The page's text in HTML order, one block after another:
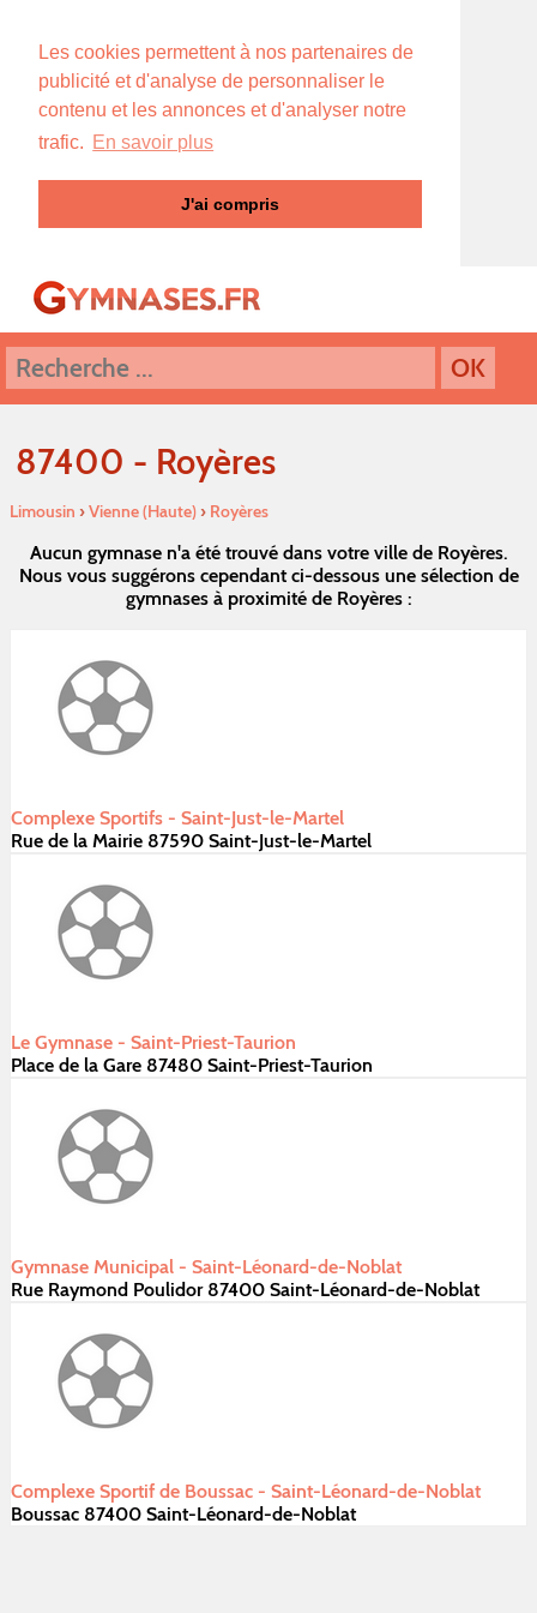
Les cookies permettent à nos partenaires de
publicité et d'analyse de personnaliser le
contenu et les annonces et d'analyser notre
trafic. En savoir plus
J'ai compris
87400 - Royères
Limousin ›Vienne (Haute)› Royères
Aucun gymnase n'a été trouvé dans votre ville de Royères.
Nous vous suggérons cependant ci-dessous une sélection de
gymnases à proximité de Royères :
Complexe Sportifs - Saint-Just-le-Martel
Rue de la Mairie 87590 Saint-Just-le-Martel
Le Gymnase - Saint-Priest-Taurion
Place de la Gare 87480 Saint-Priest-Taurion
Gymnase Municipal - Saint-Léonard-de-Noblat
Rue Raymond Poulidor 87400 Saint-Léonard-de-Noblat
Complexe Sportif de Boussac - Saint-Léonard-de-Noblat
Boussac 87400 Saint-Léonard-de-Noblat